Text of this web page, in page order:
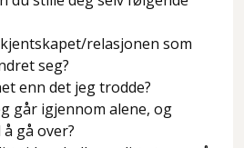
relasjonen som
seg?
enn det jeg trodde?
går igjennom alene, og
gå over?